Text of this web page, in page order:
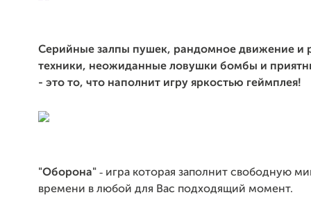
Серийные залпы пушек, рандомное движение и
техники, неожиданные ловушки бомбы и
- это то, что наполнит игру яркостью геймплея!
"Оборона" - игра которая заполнит свободную
времени в любой для Вас подходящий момент.